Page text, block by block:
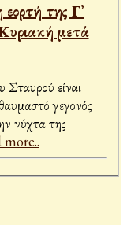
εορτή της Γ’
μετά
είναι
γεγονός
νύχτα της
more..